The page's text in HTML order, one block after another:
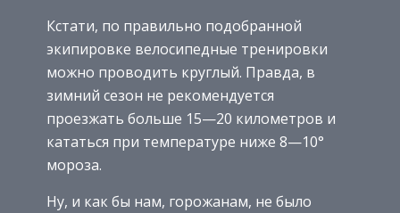
Кстати, по правильно подобранной
экипировке велосипедные тренировки
можно проводить круглый. Правда, в
зимний сезон не рекомендуется
проезжать больше 15—20 километров и
кататься при температуре ниже 8—10°
мороза.
Ну, и как бы нам, горожанам, не было